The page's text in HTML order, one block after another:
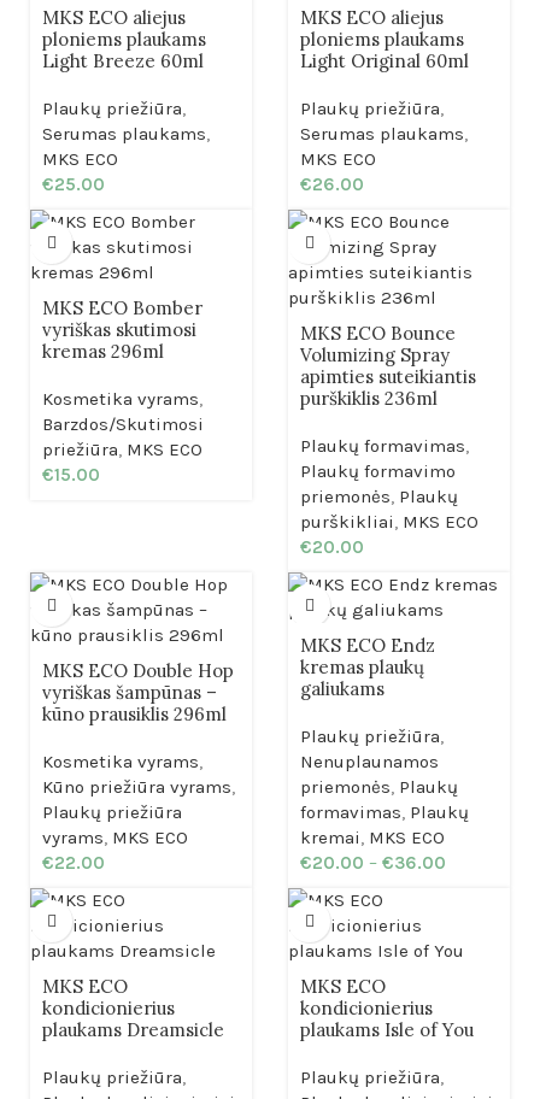
MKS ECO aliejus
ploniems plaukams
Light Breeze 60ml
Plaukų priežiūra,
Serumas plaukams,
MKS ECO
€25.00
MKS ECO aliejus
ploniems plaukams
Light Original 60ml
Plaukų priežiūra,
Serumas plaukams,
MKS ECO
€26.00
MKS ECO Bomber
vyriškas skutimosi
kremas 296ml
Kosmetika vyrams,
Barzdos/Skutimosi
priežiūra, MKS ECO
€15.00
MKS ECO Bounce
Volumizing Spray
apimties suteikiantis
purškiklis 236ml
Plaukų formavimas,
Plaukų formavimo
priemonės, Plaukų
purškikliai, MKS ECO
€20.00
MKS ECO Double Hop
vyriškas šampūnas –
kūno prausiklis 296ml
Kosmetika vyrams,
Kūno priežiūra vyrams,
Plaukų priežiūra
vyrams, MKS ECO
€22.00
MKS ECO Endz
kremas plaukų
galiukams
Plaukų priežiūra,
Nenuplaunamos
priemonės, Plaukų
formavimas, Plaukų
kremai, MKS ECO
€20.00 – €36.00
MKS ECO
kondicionierius
plaukams Dreamsicle
Plaukų priežiūra,
MKS ECO
kondicionierius
plaukams Isle of You
Plaukų priežiūra,